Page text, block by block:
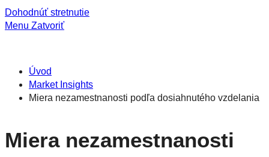
Dohodnúť stretnutie
Menu Zatvoriť
Úvod
Market Insights
Miera nezamestnanosti podľa dosiahnutého vzdelania
Miera nezamestnanosti